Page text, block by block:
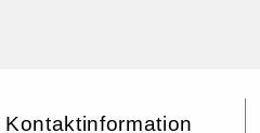
Kontaktinformation